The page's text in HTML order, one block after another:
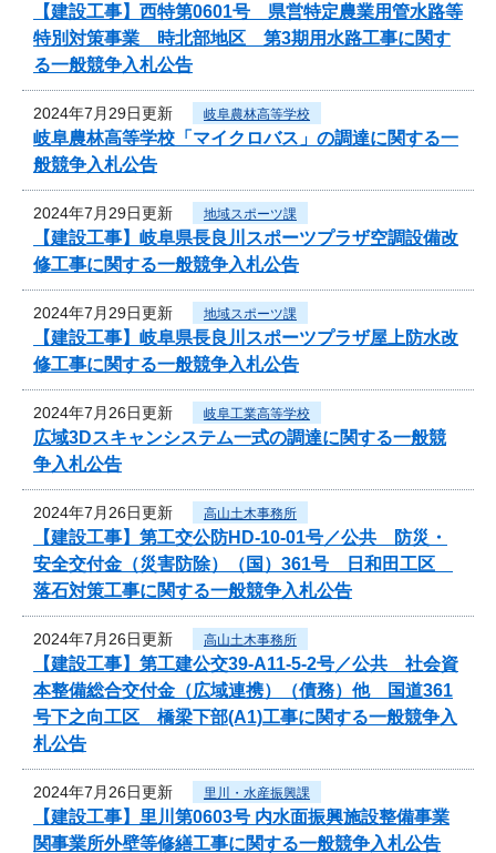
【建設工事】西特第0601号 県営特定農業用管水路等
特別対策事業 時北部地区 第3期用水路工事に関す
る一般競争入札公告
2024年7月29日更新 岐阜農林高等学校
岐阜農林高等学校「マイクロバス」の調達に関する一
般競争入札公告
2024年7月29日更新 地域スポーツ課
【建設工事】岐阜県長良川スポーツプラザ空調設備改
修工事に関する一般競争入札公告
2024年7月29日更新 地域スポーツ課
【建設工事】岐阜県長良川スポーツプラザ屋上防水改
修工事に関する一般競争入札公告
2024年7月26日更新 岐阜工業高等学校
広域3Dスキャンシステム一式の調達に関する一般競
争入札公告
2024年7月26日更新 高山土木事務所
【建設工事】第工交公防HD-10-01号／公共 防災・
安全交付金（災害防除）（国）361号 日和田工区
落石対策工事に関する一般競争入札公告
2024年7月26日更新 高山土木事務所
【建設工事】第工建公交39-A11-5-2号／公共 社会資
本整備総合交付金（広域連携）（債務）他 国道361
号下之向工区 橋梁下部(A1)工事に関する一般競争入
札公告
2024年7月26日更新 里川・水産振興課
【建設工事】里川第0603号 内水面振興施設整備事業
関事業所外壁等修繕工事に関する一般競争入札公告